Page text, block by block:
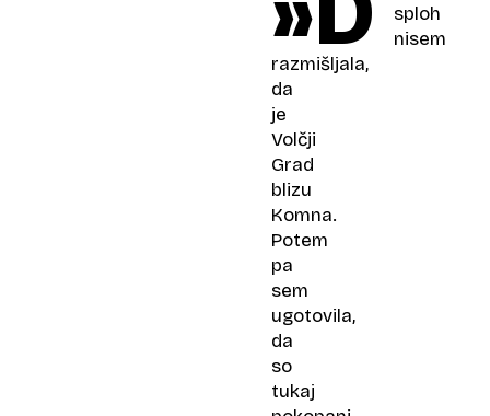
sploh
nisem
razmišljala,
da
je
Volčji
Grad
blizu
Komna.
Potem
pa
sem
ugotovila,
da
so
tukaj
bi
lahko